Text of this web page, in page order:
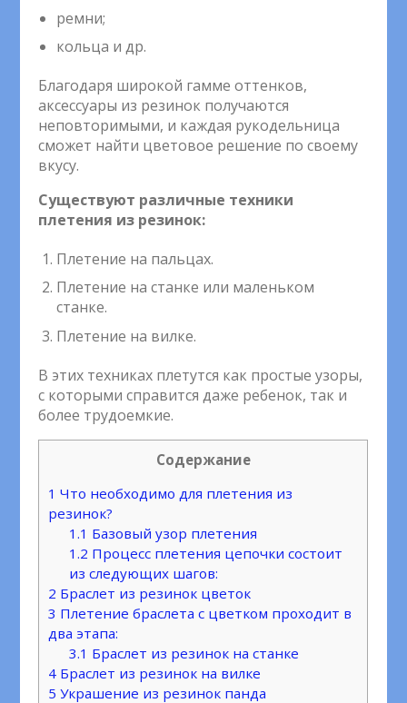
ремни;
кольца и др.
Благодаря широкой гамме оттенков,
аксессуары из резинок получаются
неповторимыми, и каждая рукодельница
сможет найти цветовое решение по своему
вкусу.
Существуют различные техники
плетения из резинок:
Плетение на пальцах.
Плетение на станке или маленьком
станке.
Плетение на вилке.
В этих техниках плетутся как простые узоры,
с которыми справится даже ребенок, так и
более трудоемкие.
Содержание
1 Что необходимо для плетения из
резинок?
1.1 Базовый узор плетения
1.2 Процесс плетения цепочки состоит
из следующих шагов:
2 Браслет из резинок цветок
3 Плетение браслета с цветком проходит в
два этапа:
3.1 Браслет из резинок на станке
4 Браслет из резинок на вилке
5 Украшение из резинок панда